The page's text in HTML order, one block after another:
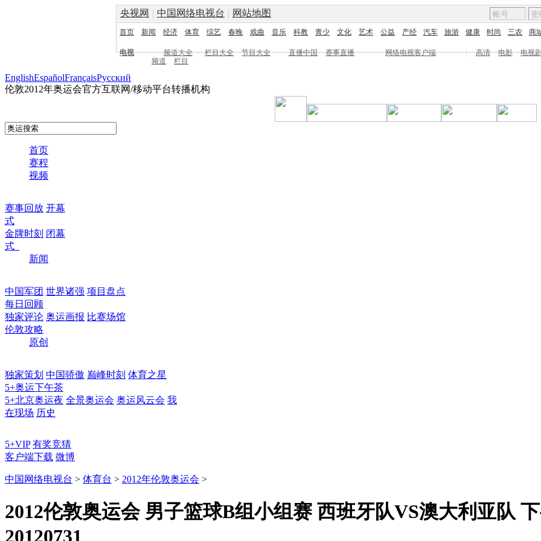
央视网 | 中国网络电视台 | 网站地图
首页 新闻 经济 体育 综艺 春晚 戏曲 音乐 科教 青少 文化 艺术 公益 产经 汽车 旅游 健康 时尚 三农 商
电视 频道大全 栏目大全 节目大全 直播中国 赛事直播 网络电视客户端 | 高清 电影
电视
频道
栏目
EnglishEspañolFrançaisPусский
伦敦2012年奥运会官方互联网/移动平台转播机构
首页
赛程
视频
赛事回放 开幕
式
金牌时刻 闭幕
式
新闻
中国军团 世界诸强 项目盘点
每日回顾
独家评论 奥运画报 比赛场馆
伦敦攻略
原创
独家策划 中国骄傲 巅峰时刻 体育之星
5+奥运下午茶
5+北京奥运夜 全景奥运会 奥运风云会 我
在现场 历史
5+VIP 有奖竞猜
客户端下载 微博
中国网络电视台 > 体育台 > 2012年伦敦奥运会 >
2012伦敦奥运会 男子篮球B组小组赛 西班牙队VS澳大利亚队
20120731